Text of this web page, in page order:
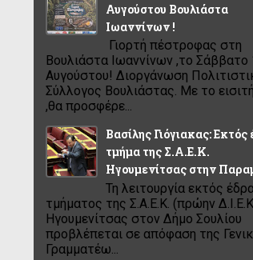
Αυγούστου Βουλιάστα
Ιωαννίνων !
Γιορτή πέστροφας στη
Βουλιάστα Ιωαννίνων ,το Σάββατο
Αυγούστου! Διοργάνωση
Σύλλογος Βουλιάστας. Με το
,θα προσφέρε...
Βασίλης Γιόγιακας: Εκτός
τμήμα της Σ.Α.Ε.Κ.
Ηγουμενίτσας στην
Τη λειτουργία εκτός
τμήματος της Σ.Α.Ε.Κ. (πρώην
Ηγουμενίτσας στον Δήμο Σουλίου
προβλέπεται σε απόφαση της
Γραμματέω...